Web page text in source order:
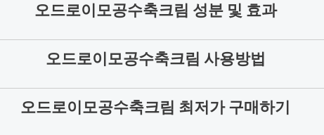
오드로이모공수축크림 성분 및 효과
오드로이모공수축크림 사용방법
오드로이모공수축크림 최저가 구매하기